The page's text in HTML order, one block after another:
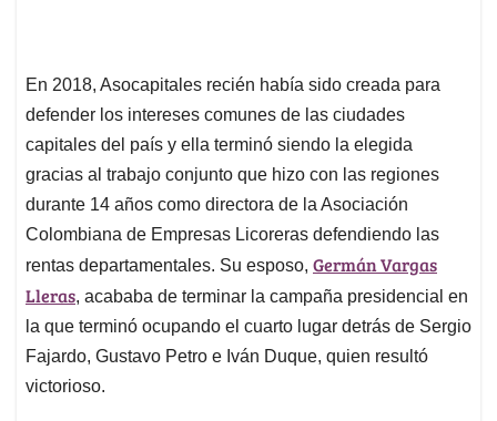
En 2018, Asocapitales recién había sido creada para
defender los intereses comunes de las ciudades
capitales del país y ella terminó siendo la elegida
gracias al trabajo conjunto que hizo con las regiones
durante 14 años como directora de la Asociación
Colombiana de Empresas Licoreras defendiendo las
rentas departamentales. Su esposo, Germán Vargas
Lleras, acababa de terminar la campaña presidencial en
la que terminó ocupando el cuarto lugar detrás de Sergio
Fajardo, Gustavo Petro e Iván Duque, quien resultó
victorioso.